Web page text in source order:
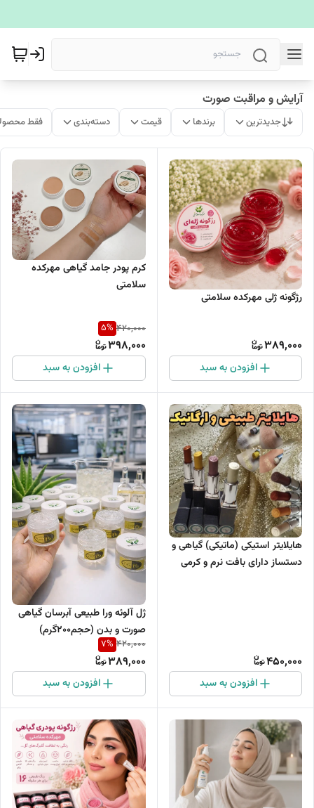
آرایش و مراقبت صورت
جدیدترین برندها قیمت دسته‌بندی فقط
رژگونه ژلی مهرکده سلامتی‌
389,000
افزودن به سبد
کرم پودر جامد گیاهی مهرکده
سلامتی
420,000
5%
398,000
افزودن به سبد
هایلایتر استیکی (ماتیکی) گیاهی و
دستساز دارای بافت نرم و کرمی
450,000
افزودن به سبد
ژل آلوئه ورا طبیعی آبرسان گیاهی
صورت و بدن (حجم200گرم)
420,000
7%
389,000
افزودن به سبد